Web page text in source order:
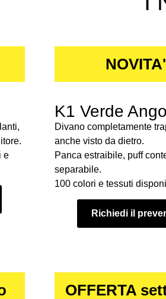
e
K1 Verde
Divano completamente
anche visto da dietro.
Panca estraibile, puff
separabile.
100 colori e tessuti
Richiedi il
OFFERTA